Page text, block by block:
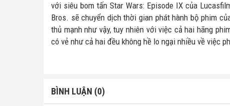
với siêu bom tấn Star Wars: Episode IX của
Bros. sẽ chuyển dịch thời gian phát hành bộ phim
thủ mạnh như vậy, tuy nhiên với việc cả hai hãng
có vẻ như cả hai đều không hề lo ngại nhiều về việc
BÌNH LUẬN (0)